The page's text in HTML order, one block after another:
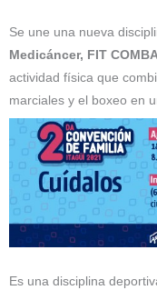
Se une una nueva
Medicáncer, FIT
actividad física que
marciales y el boxeo en
Es una disciplina